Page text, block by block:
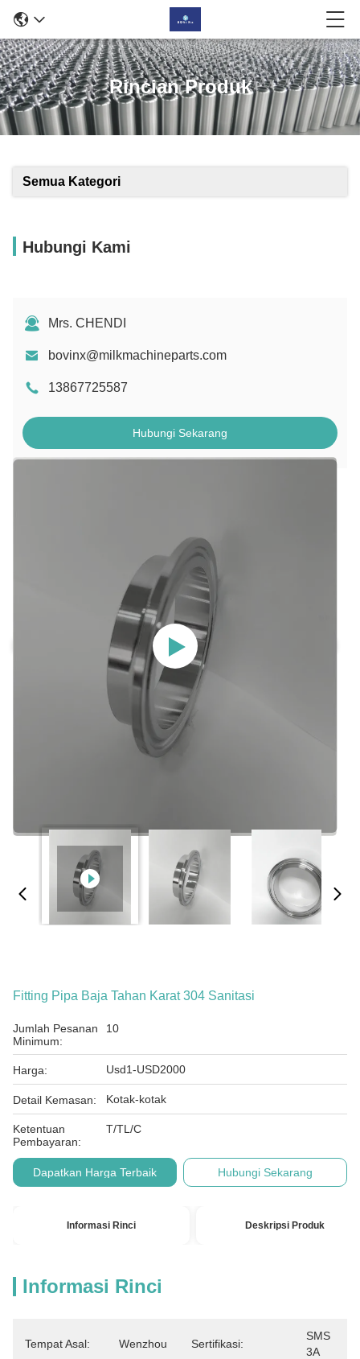
Rincian Produk
Semua Kategori
Hubungi Kami
Mrs. CHENDI
bovinx@milkmachineparts.com
13867725587
Hubungi Sekarang
Fitting Pipa Baja Tahan Karat 304 Sanitasi
Jumlah Pesanan
Minimum:
10
Harga: Usd1-USD2000
Detail Kemasan: Kotak-kotak
Ketentuan
Pembayaran:
T/TL/C
Dapatkan Harga Terbaik Hubungi Sekarang
Informasi Rinci Deskripsi Produk
Informasi Rinci
Tempat Asal: Wenzhou Sertifikasi:
SMS
3A